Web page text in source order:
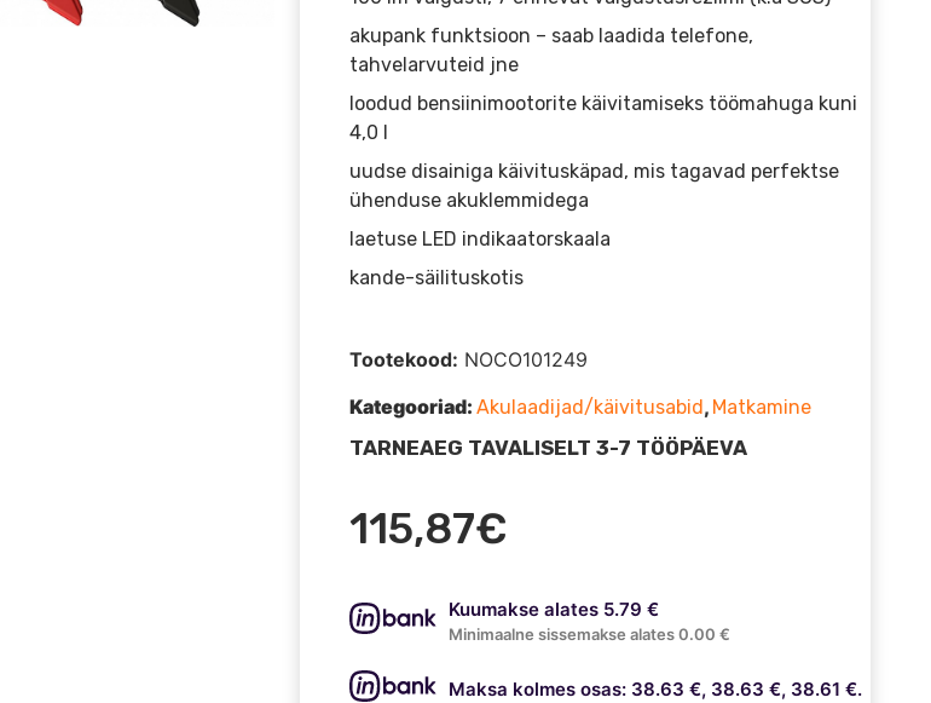
115,87€
akupank funktsioon – saab laadida telefone,
tahvelarvuteid jne
loodud bensiinimootorite käivitamiseks töömahuga kuni
4,0 l
uudse disainiga käivituskäpad, mis tagavad perfektse
ühenduse akuklemmidega
laetuse LED indikaatorskaala
kande-säilituskotis
Kuumakse alates 5.79 €
Minimaalne sissemakse alates 0.00 €
Maksa kolmes osas: 38.63 €, 38.63 €, 38.61 €.
Tootekood: NOCO101249
Kategooriad: Akulaadijad/käivitusabid , Matkamine
TARNEAEG TAVALISELT 3-7 TÖÖPÄEVA